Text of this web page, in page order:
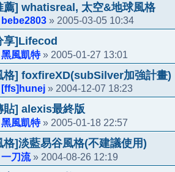
薦] whatisreal, 太空&地球風格
bebe2803 » 2005-03-05 10:34
享]Lifecod
黑風凱特» 2005-01-27 13:01
格] foxfireXD(subSilver加強計畫)
[ffs]hunej » 2004-12-07 18:23
貼] alexis最終版
黑風凱特» 2005-01-18 22:57
格]淡藍易谷風格(不建議使用)
一刀流» 2004-08-26 12:19